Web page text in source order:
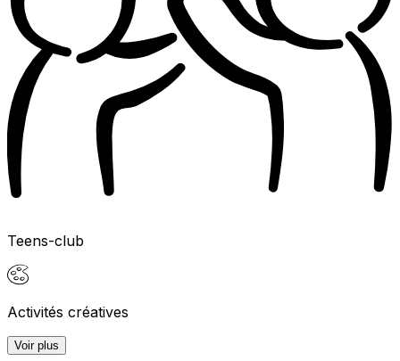
Teens-club
Activités créatives
Voir plus